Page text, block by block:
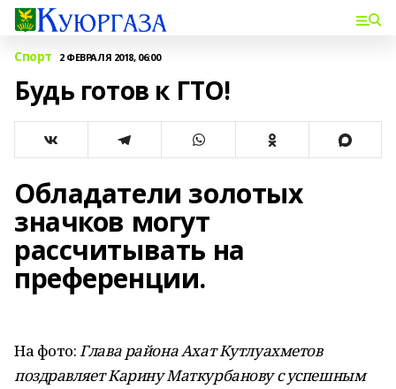
Спорт 2 ФЕВРАЛЯ 2018, 06:00
Будь готов к ГТО!
Обладатели золотых
значков могут
рассчитывать на
преференции.
На фото:Глава района Ахат Кутлуахметов
поздравляет Карину Маткурбанову с успешным